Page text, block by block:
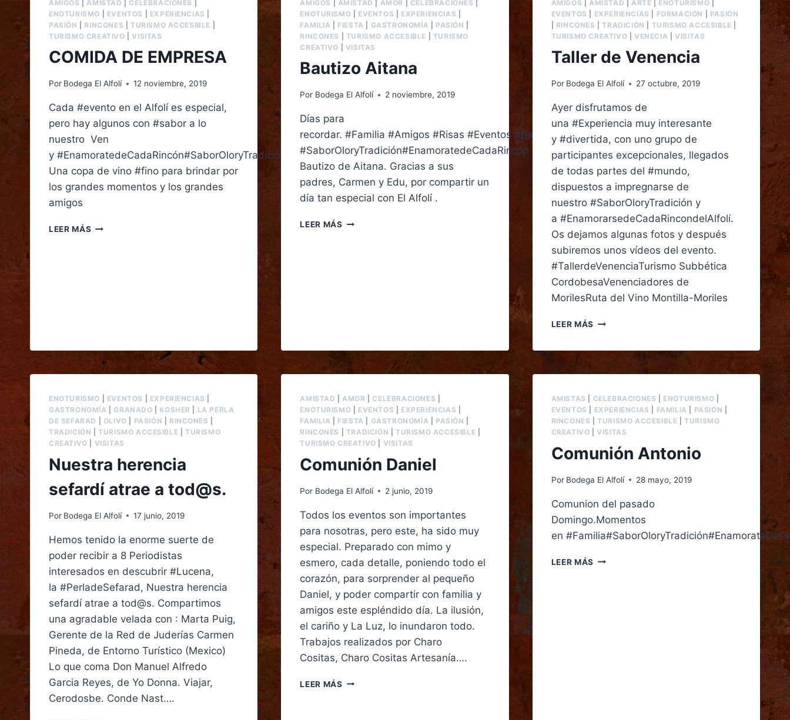
AMIGOS AMISTAD CELEBRACIONES
ENOTURISMO
EVENTOS EXPERIENCIAS
PASIÓN
RINCONES TURISMO ACCESIBLE
TURISMO CREATIVO |VISITAS
COMIDA DE EMPRESA
Por Bodega El Alfolí 12 noviembre, 2019
Cada #evento en el Alfolí es especial,
pero hay algunos con #sabor a lo
nuestro Ven
y #EnamoratedeCadaRincón#SaborOloryTradición
Una copa de vino #fino para brindar por
los grandes momentos y los grandes
amigos
LEER MÁS
AMIGOS AMISTAD AMOR CELEBRACIONES
ENOTURISMO
EVENTOS EXPERIENCIAS
FAMILIA
FIESTA GASTRONOMÍA PASIÓN
RINCONES
TURISMO ACCESIBLE
TURISMO
CREATIVO
VISITAS
Bautizo Aitana
Por Bodega El Alfolí 2 noviembre, 2019
Días para
recordar. #Familia #Amigos #Risas #Eventos #Bautizo
#SaborOloryTradición#EnamoratedeCadaRincón
Bautizo de Aitana. Gracias a sus
padres, Carmen y Edu, por compartir un
día tan especial con El Alfolí .
LEER MÁS
AMIGOS AMISTAD ARTE ENOTURISMO
EVENTOS
EXPERIENCIAS FORMACIÓN
PASIÓN
RINCONES |TRADICIÓN TURISMO ACCESIBLE
TURISMO CREATIVO
VENECIA VISITAS
Taller de Venencia
Por Bodega El Alfolí 27 octubre, 2019
Ayer disfrutamos de
una #Experiencia muy interesante
y #divertida, con uno grupo de
participantes excepcionales, llegados
de todas partes del #mundo,
dispuestos a impregnarse de
nuestro #SaborOloryTradición y
a #EnamorarsedeCadaRincondelAlfolí.
Os dejamos algunas fotos y después
subiremos unos vídeos del evento.
#TallerdeVenenciaTurismo Subbética
CordobesaVenenciadores de
MorilesRuta del Vino Montilla-Moriles
LEER MÁS
ENOTURISMO EVENTOS EXPERIENCIAS
GASTRONOMÍA
GRANADO KOSHER
LA PERLA
DE SEFARAD
OLIVO PASIÓN RINCONES
TRADICIÓN |TURISMO ACCESIBLE |TURISMO
CREATIVO
VISITAS
Nuestra herencia
sefardí atrae a tod@s.
Por Bodega El Alfolí 17 junio, 2019
Hemos tenido la enorme suerte de
poder recibir a 8 Periodistas
interesados en descubrir #Lucena,
la #PerladeSefarad, Nuestra herencia
sefardí atrae a tod@s. Compartimos
una agradable velada con : Marta Puig,
Gerente de la Red de Juderías Carmen
Pineda, de Entorno Turístico (Mexico)
Lo que coma Don Manuel Alfredo
Garcia Reyes, de Yo Donna. Viajar,
Cerodosbe. Conde Nast….
AMISTAD |AMOR CELEBRACIONES
ENOTURISMO
EVENTOS EXPERIENCIAS
FAMILIA
FIESTA GASTRONOMÍA PASIÓN
RINCONES
TRADICIÓN |TURISMO ACCESIBLE
TURISMO CREATIVO
VISITAS
Comunión Daniel
Por Bodega El Alfolí 2 junio, 2019
Todos los eventos son importantes
para nosotras, pero este, ha sido muy
especial. Preparado con mimo y
esmero, cada detalle, poniendo todo el
corazón, para sorprender al pequeño
Daniel, y poder compartir con familia y
amigos este espléndido día. La ilusión,
el cariño y La Luz, lo inundaron todo.
Trabajos realizados por Charo
Cositas, Charo Cositas Artesanía….
LEER MÁS
AMISTAS CELEBRACIONES ENOTURISMO
EVENTOS
EXPERIENCIAS FAMILIA PASIÓN
RINCONES |TURISMO ACCESIBLE |TURISMO
CREATIVO |VISITAS
Comunión Antonio
Por Bodega El Alfolí 28 mayo, 2019
Comunion del pasado
Domingo.Momentos
en
LEER MÁS